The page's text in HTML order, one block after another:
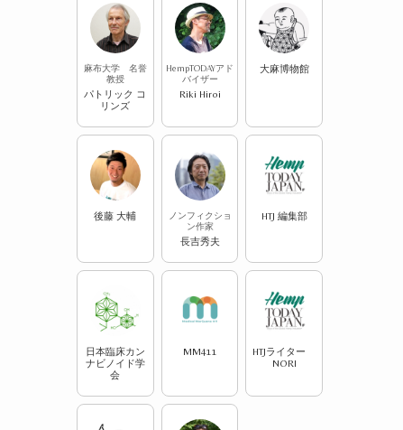
麻布大学 名誉
教授
パトリック コ
リンズ
HempTODAYアド
バイザー
Riki Hiroi
大麻博物館
後藤 大輔
ノンフィクショ
ン作家
長吉秀夫
HTJ 編集部
日本臨床カン
ナビノイド学
会
MM411
HTJライター
NORI